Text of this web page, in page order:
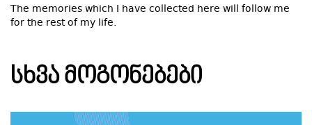
The memories which I have collected here will follow me
for the rest of my life.
ᲡᲮᲕᲐ ᲛᲝᲒᲝᲜᲔᲑᲔᲑᲘ